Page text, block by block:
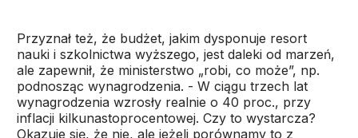
Przyznał też, że budżet, jakim dysponuje resort
nauki i szkolnictwa wyższego, jest daleki od marzeń,
ale zapewnił, że ministerstwo „robi, co może”, np.
podnosząc wynagrodzenia. - W ciągu trzech lat
wynagrodzenia wzrosły realnie o 40 proc., przy
inflacji kilkunastoprocentowej. Czy to wystarcza?
Okazuje się, że nie, ale jeżeli porównamy to z